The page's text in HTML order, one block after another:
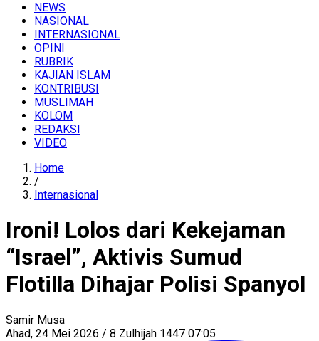
NEWS
NASIONAL
INTERNASIONAL
OPINI
RUBRIK
KAJIAN ISLAM
KONTRIBUSI
MUSLIMAH
KOLOM
REDAKSI
VIDEO
Home
/
Internasional
Ironi! Lolos dari Kekejaman
“Israel”, Aktivis Sumud
Flotilla Dihajar Polisi Spanyol
Samir Musa
Ahad, 24 Mei 2026 / 8 Zulhijah 1447 07:05